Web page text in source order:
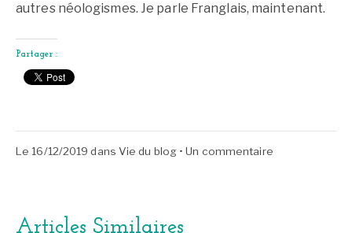
autres néologismes. Je parle Franglais, maintenant.
Partager :
Le16/12/2019 17/12/2019
dans Vie du blog •Un commentairesur
Articles Similaires